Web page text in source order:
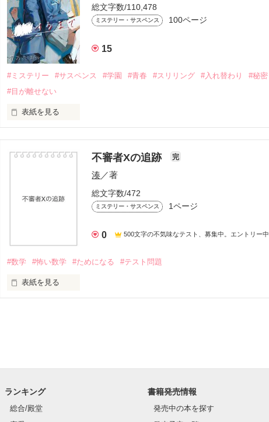
総文字数/110,478
ミステリー・サスペンス 100ページ
15
#ミステリー #サスペンス #学園 #青春 #スリリング #入れ替わり #秘密
#目が離せない
表紙を見る
訪れるのは救いか、破滅か。
究極の“入れ替わり”青春サスペンス…！
∴∵∴ ୨୧ ∴∵∴ ୨୧ ∴∵∴ ୨୧ ∴∵∴ ୨୧ ∴∵∴ ୨୧ ∴∵∴
〖𝐶𝑜𝑛𝑡𝑒𝑛𝑡𝑠〗
‪‪✧第1章　反転
作品を読む
不審者Xの追跡 完
湊／著
総文字数/472
ミステリー・サスペンス 1ページ
0 500文字の不気味なテスト、募集中。エントリー中
#数学 #怖い数学 #ためになる #テスト問題
表紙を見る
ランキング
総合/殿堂
書籍発売情報
発売中の本を探す